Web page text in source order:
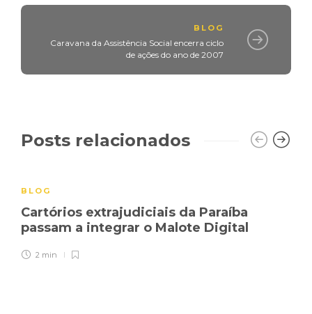
BLOG
Caravana da Assistência Social encerra ciclo
de ações do ano de 2007
Posts relacionados
BLOG
Cartórios extrajudiciais da Paraíba
passam a integrar o Malote Digital
2 min